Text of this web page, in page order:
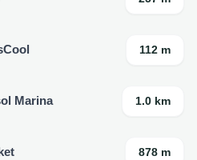
112 m
Marina 1.0 km
878 m